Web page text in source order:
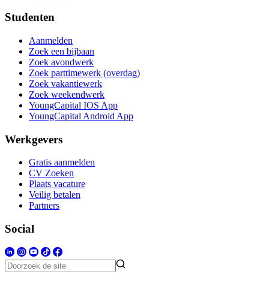
Studenten
Aanmelden
Zoek een bijbaan
Zoek avondwerk
Zoek parttimewerk (overdag)
Zoek vakantiewerk
Zoek weekendwerk
YoungCapital IOS App
YoungCapital Android App
Werkgevers
Gratis aanmelden
CV Zoeken
Plaats vacature
Veilig betalen
Partners
Social